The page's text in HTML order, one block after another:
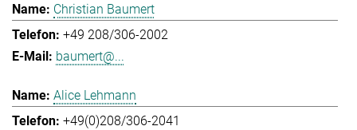
Christian Baumert
+49 208/306-2002
baumert@...
Alice Lehmann
+49(0)208/306-2041